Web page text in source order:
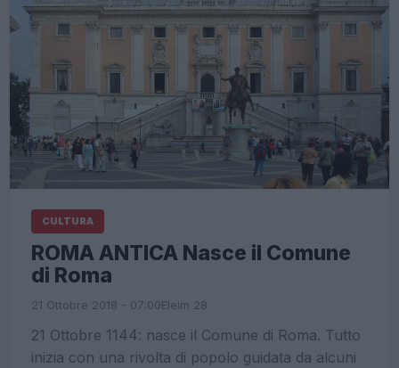
CULTURA
ROMA ANTICA Nasce il Comune
di Roma
21 Ottobre 2018 - 07:00Eleim 28
21 Ottobre 1144: nasce il Comune di Roma. Tutto
inizia con una rivolta di popolo guidata da alcuni